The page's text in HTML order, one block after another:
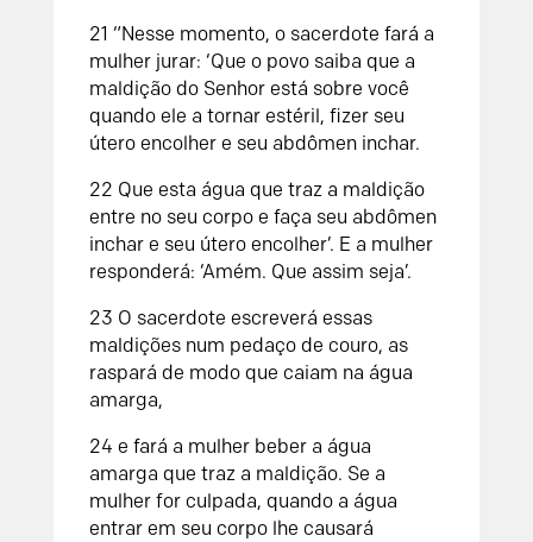
21 “Nesse momento, o sacerdote fará a
mulher jurar: ‘Que o povo saiba que a
maldição do Senhorestá sobre você
quando ele a tornar estéril, fizer seu
útero encolher e seu abdômen inchar.
22 Que esta água que traz a maldição
entre no seu corpo e faça seu abdômen
inchar e seu útero encolher’. E a mulher
responderá: ‘Amém. Que assim seja’.
23 O sacerdote escreverá essas
maldições num pedaço de couro, as
raspará de modo que caiam na água
amarga,
24 e fará a mulher beber a água
amarga que traz a maldição. Se a
mulher for culpada, quando a água
entrar em seu corpo lhe causará